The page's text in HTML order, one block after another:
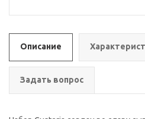
Описание
Задать вопрос